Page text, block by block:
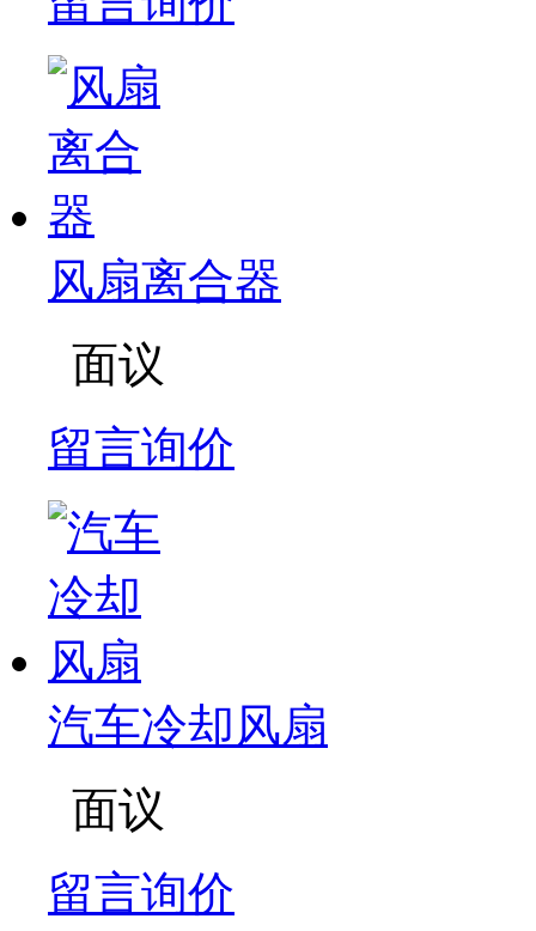
风扇离合器
面议
留言询价
汽车冷却风扇
面议
留言询价